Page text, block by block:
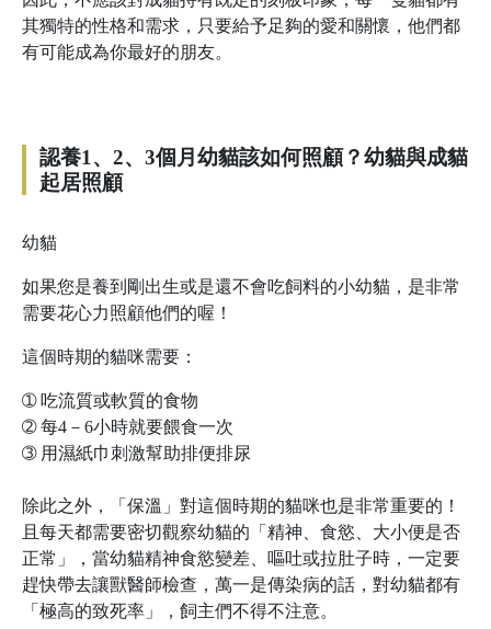
其獨特的性格和需求，只要給予足夠的愛和關懷，他們都
有可能成為你最好的朋友。
認養1、2、3個月幼貓該如何照顧？幼貓與成貓
起居照顧
幼貓
如果您是養到剛出生或是還不會吃飼料的小幼貓，是非常
需要花心力照顧他們的喔！
這個時期的貓咪需要：
➀ 吃流質或軟質的食物
➁每4－6小時就要餵食一次
➂ 用濕紙巾刺激幫助排便排尿
除此之外，「保溫」對這個時期的貓咪也是非常重要的！
且每天都需要密切觀察幼貓的「精神、食慾、大小便是否
正常」，當幼貓精神食慾變差、嘔吐或拉肚子時，一定要
趕快帶去讓獸醫師檢查，萬一是傳染病的話，對幼貓都有
「極高的致死率」，飼主們不得不注意。